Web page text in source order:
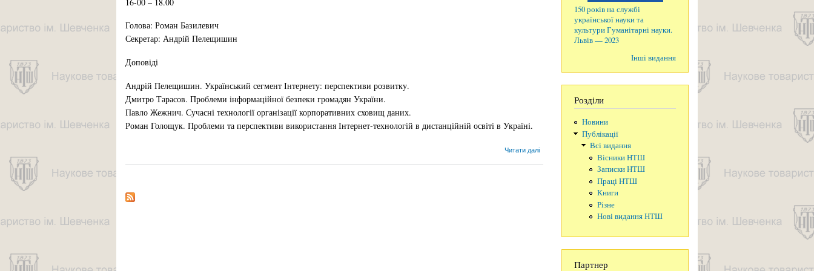
Голова: Роман Базилевич
Секретар: Андрій Пелещишин
Доповіді
Андрій Пелещишин. Український сегмент Інтернету: перспективи розвитку.
Дмитро Тарасов. Проблеми інформаційної безпеки громадян України.
Павло Жежнич. Сучасні технології організації корпоративних сховищ даних.
Роман Голощук. Проблеми та перспективи використання Інтернет-технологій в дистанційній освіті в Україні.
Читати далі
150 років на службі
української науки та
культури Гуманітарні науки.
Львів — 2023
Інші видання
Розділи
Новини
Публікації
Всі видання
Вісники НТШ
Записки НТШ
Праці НТШ
Книги
Різне
Нові видання НТШ
Партнер